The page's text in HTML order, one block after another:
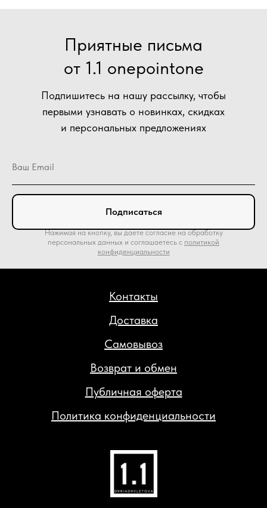
Подпишитесь на нашу рассылку, чтобы
первыми узнавать о новинках, скидках
и персональных предложениях
Приятные письма
от 1.1 onepointone
Подписаться
Публичная оферта
Политика конфиденциальности
Доставка
Возврат и обмен
Самовывоз
Контакты
Нажимая на кнопку, вы даете согласие на обработку
персональных данных и соглашаетесь c политикой
конфиденциальности